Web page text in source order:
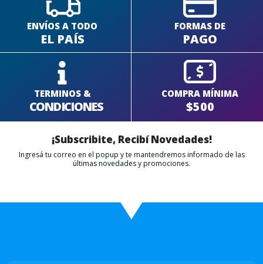
ENVÍOS A TODO
EL PAÍS
FORMAS DE
PAGO
TERMINOS &
CONDICIONES
COMPRA MÍNIMA
$500
¡Subscribite, Recibí Novedades!
Ingresá tu correo en el popup y te mantendremos informado de las
últimas novedades y promociones.